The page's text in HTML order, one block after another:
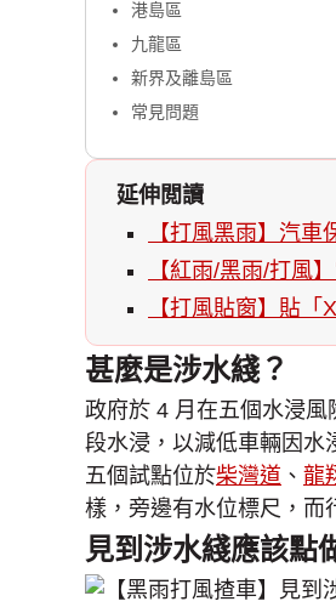
港島區
九龍區
新界及離島區
常見問題
延伸閲讀
【打風黑雨】汽
【紅雨/黑雨/打風
【打風貼窗】貼
甚麼是涉水綫？
政府於 4 月在五個水浸
段水浸，以減低車輛因水
五個試點位於柴灣道 、 龍
樣，旁邊有水位標尺，而
見到涉水綫應該點